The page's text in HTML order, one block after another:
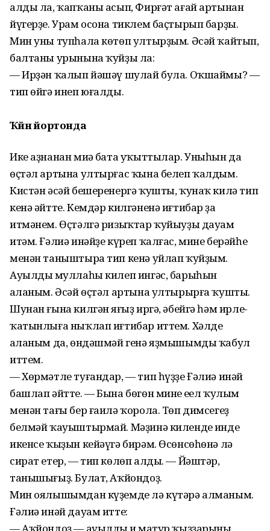
алды ла, ҡапҡаны асып, Фирғәт ағай артынан
йүгерҙе. Урам осона тиклем баҫтырып барҙы.
Мин уны тупһала көтөп ултырҙым. Әсәй ҡайтып,
балтаны урынына ҡуйҙы ла:
— Ирҙән ҡалып йәшәү шулай була. Оҡшаймы? —
тип өйгә инеп юғалды.
Ҡәйнә йортонда
Ике аҙнанан миңә бата уҡыттылар. Уныһын да
өҫтәл артына ултырғас ҡына белеп ҡалдым.
Кистән әсәй бешеренергә ҡушты, ҡунаҡ килә тип
кенә әйтте. Кемдәр килгәненә иғтибар ҙа
итмәнем. Өҫтәлгә ризыҡтар ҡуйыуҙы дауам
итәм. Ғәлиә инәйҙе күреп ҡалғас, мине берәйһе
менән таныштыра тип кенә уйлап ҡуйҙым.
Ауылдың муллаһы килеп ингәс, барыһын
аңланым. Әсәй өҫтәл артына ултырырға ҡушты.
Шунан ғына килгән яңғыҙ иргә, әбейгә һәм ирле-
ҡатынлыға ныҡлап иғтибар иттем. Хәлде
аңланым да, өндәшмәй генә яҙмышымды ҡабул
иттем.
— Хөрмәтле туғандар, — тип һүҙҙе Ғәлиә инәй
башлап әйтте. — Бына бөгөн минең еңел ҡулым
менән тағы бер ғаилә ҡорола. Төп димсегеҙ
белмәй ҡауыштырмай. Мәҙинә килендең инде
икенсе ҡыҙын кейәүгә бирәм. Өсөнсөһөнә лә
сират етер, — тип көлөп алды. — Йәштәр,
танышығыҙ. Булат, Аҡйондоҙ.
Мин оялышымдан күҙемде лә күтәрә алманым.
Ғәлиә инәй дауам итте: